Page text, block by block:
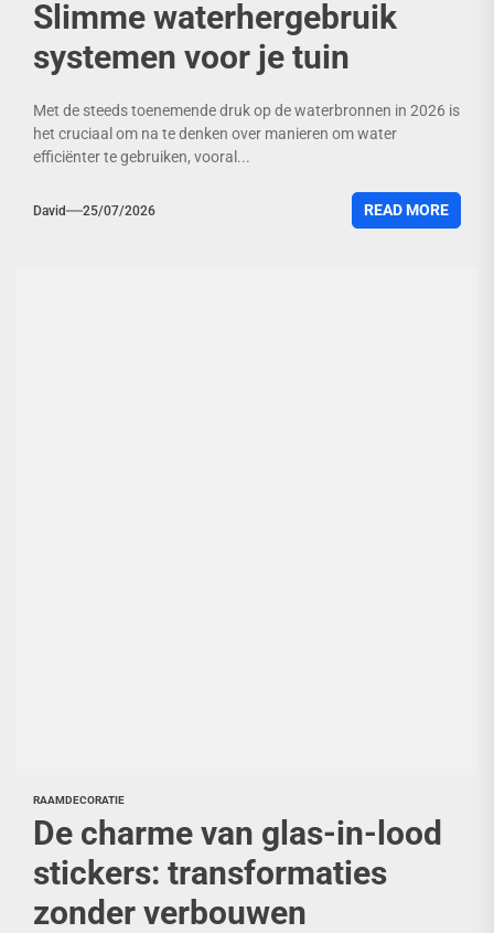
Slimme waterhergebruik
systemen voor je tuin
Met de steeds toenemende druk op de waterbronnen in 2026 is
het cruciaal om na te denken over manieren om water
efficiënter te gebruiken, vooral...
David 25/07/2026 READ MORE
RAAMDECORATIE
De charme van glas-in-lood
stickers: transformaties
zonder verbouwen